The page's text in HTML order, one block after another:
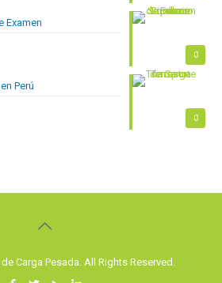
0
Examen
0
Perú
Carga Pesada. All Rights Reserved.